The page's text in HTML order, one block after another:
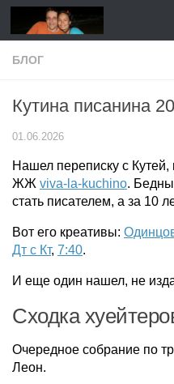
Перейти к содержимому
БЛОГ
Кутина писанина
01.06.2026
Нашел переписку с
ЖЖ viva-la-kuchino.
стать писателем, а за 10
Вот его креативы:
Дт с Кт, 7:40.
И еще один нашел, не
Сходка
Очередное собрание по
Леон.